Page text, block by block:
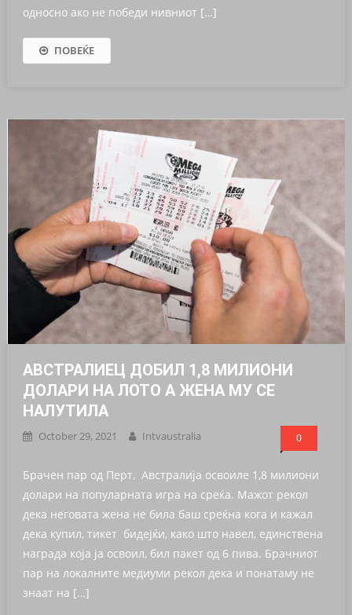
односно ако не победи нивниот […]
ПОВЕЌЕ
АВСТРАЛИЕЦ ДОБИЛ 1,8 МИЛИОНИ
ДОЛАРИ НА ЛОТО А ЖЕНА МУ СЕ
НАЛУТИЛА
October 29, 2021 Intvaustralia 0
Брачен пар од Перт, Австралија освоиле 1,8 милиони
долари на популарната игра на среќа. Мажот рекол
дека неговата жена не била баш среќна кога и кажал
дека купил, тикет бидејќи, како што навел, единствена
награда која ја освоил, бил пакет од 6 пива. Брачниот
пар на локалните медиуми рекол дека и понатаму не
знаат на […]